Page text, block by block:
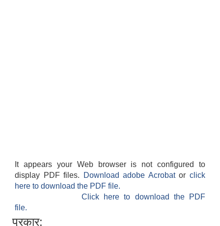
It appears your Web browser is not configured to
display PDF files.
Download adobe Acrobatorclick
here to download the PDF file.
Click here to download the PDF
file.
प्रकार: